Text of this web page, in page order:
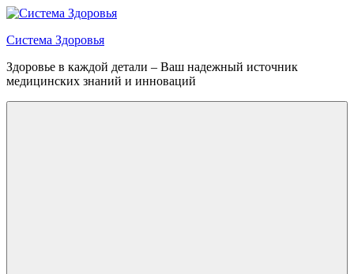
Перейти
содержимому
Система Здоровья
Здоровье в каждой детали – Ваш надежный источник
медицинских знаний и инноваций